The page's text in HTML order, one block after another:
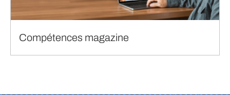
Compétences magazine